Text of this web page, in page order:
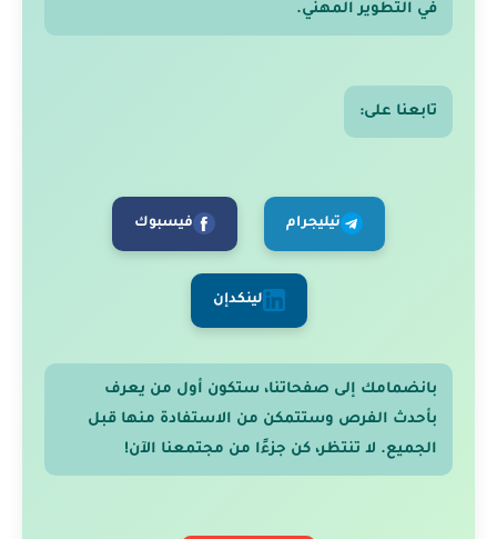
في التطوير المهني.
تابعنا على:
تيليجرام فيسبوك
لينكدإن
بانضمامك إلى صفحاتنا، ستكون أول من يعرف
بأحدث الفرص وستتمكن من الاستفادة منها قبل
الجميع. لا تنتظر، كن جزءًا من مجتمعنا الآن!